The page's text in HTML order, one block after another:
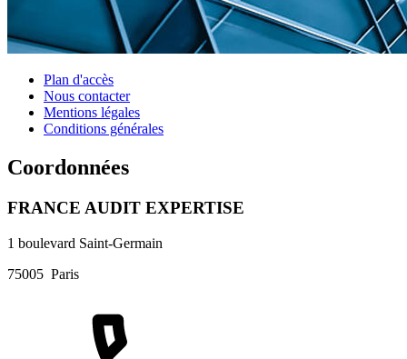
Plan d'accès
Nous contacter
Mentions légales
Conditions générales
Coordonnées
FRANCE AUDIT EXPERTISE
1 boulevard Saint-Germain
75005 Paris